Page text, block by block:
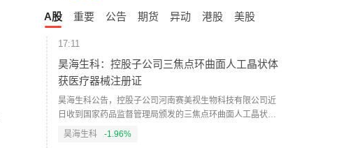
A股 重要 公告 期货 异动 港股 美股
17:11
昊海生科：控股子公司三焦点环曲面人工晶状体
获医疗器械注册证
昊海生科公告，控股子公司河南赛美视生物科技有限公司近
日收到国家药品监督管理局颁发的三焦点环曲面人工晶状体
产品《医疗器械注册证》，注册证有效期2026年8月4日至
昊海生科 -1.96%